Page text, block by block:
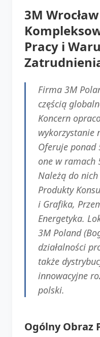
3M
Pracy i
Firma 3M
częścią
Koncern
wykorzystanie
Oferuje ponad
one w ramach
Należą do
Produkty
i Grafika,
Energetyka.
3M Poland
działalności
także
innowacyjne
polski.
Ogólny Obraz